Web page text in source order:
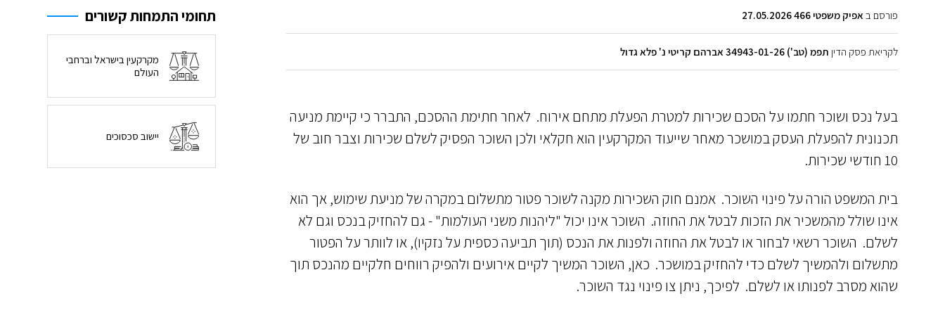
פורסם ב אפיק משפטי 466 27.05.2026
לקריאת פסק הדין תפמ (טב') 34943-01-26 אברהם קריטי נ' פלא גדול
בעל נכס ושוכר חתמו על הסכם שכירות למטרת הפעלת מתחם אירוח. לאחר חתימת ההסכם, התברר כי קיימת מניעה
תכנונית להפעלת העסק במושכר מאחר שייעוד המקרקעין הוא חקלאי ולכן השוכר הפסיק לשלם שכירות וצבר חוב של
10 חודשי שכירות.
בית המשפט הורה על פינוי השוכר. אמנם חוק השכירות מקנה לשוכר פטור מתשלום במקרה של מניעת שימוש, אך הוא
אינו שולל מהמשכיר את הזכות לבטל את החוזה. השוכר אינו יכול "ליהנות משני העולמות" - גם להחזיק בנכס וגם לא
לשלם. השוכר רשאי לבחור או לבטל את החוזה ולפנות את הנכס (תוך תביעה כספית על נזקיו), או לוותר על הפטור
מתשלום ולהמשיך לשלם כדי להחזיק במושכר. כאן, השוכר המשיך לקיים אירועים ולהפיק רווחים חלקיים מהנכס תוך
שהוא מסרב לפנותו או לשלם. לפיכך, ניתן צו פינוי נגד השוכר.
תחומי התמחות קשורים
מקרקעין בישראל וברחבי
העולם
יישוב סכסוכים